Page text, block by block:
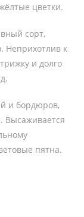
цветки.
сорт,
Неприхотлив к
и долго
и бордюров,
Высаживается
пятна.